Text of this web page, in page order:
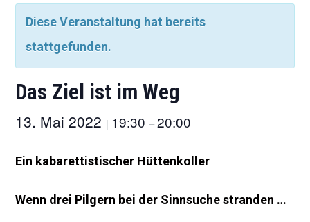
Diese Veranstaltung hat bereits
stattgefunden.
Das Ziel ist im Weg
13. Mai 2022 | 19:30–20:00
Ein kabarettistischer Hüttenkoller
Wenn drei Pilgern bei der Sinnsuche stranden …